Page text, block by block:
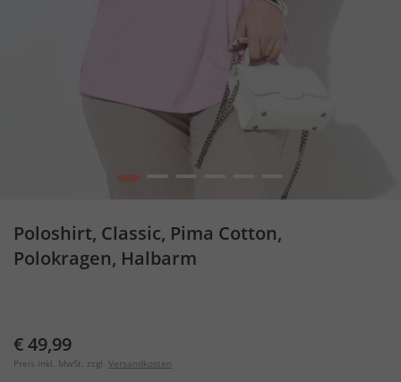
2 3
Poloshirt, Classic, Pima Cotton,
Polokragen, Halbarm
€ 49,99
Preis inkl. MwSt. zzgl. Versandkosten